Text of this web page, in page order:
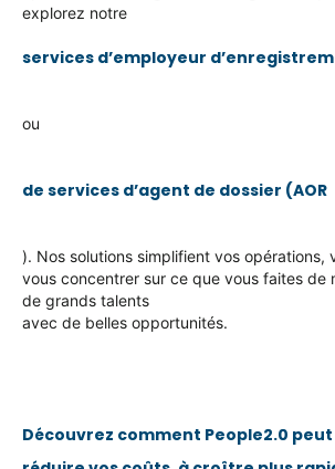
explorez notre
services d’employeur
ou
de services d’agent de dossier (AOR
). Nos solutions simplifient vos opérations,
vous concentrer sur ce que vous faites
de grands talents
avec de belles opportunités.
Découvrez comment People2.0